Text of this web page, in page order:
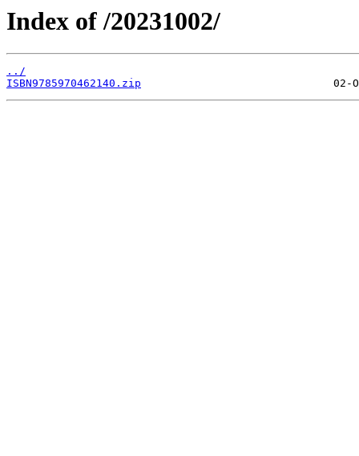
Index of /20231002/
../
ISBN9785970462140.zip